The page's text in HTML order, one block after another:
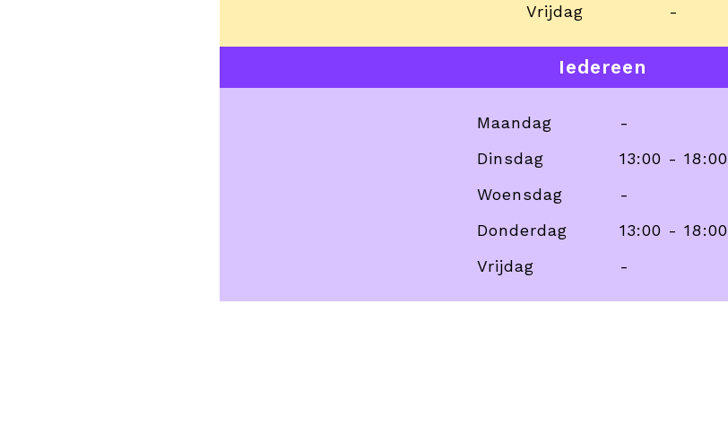
Vrijdag
-
Iedereen
Maandag
-
Dinsdag
13:00 - 18:00
Woensdag
-
Donderdag
13:00 - 18:00
Vrijdag
-